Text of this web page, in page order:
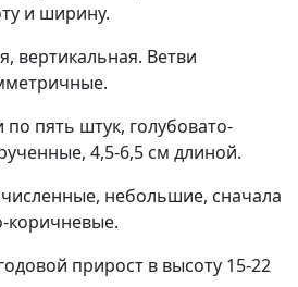
и ширину.
вертикальная. Ветви
по пять штук, голубовато-
4,5-6,5 см длиной.
небольшие, сначала
коричневые.
прирост в высоту 15-22